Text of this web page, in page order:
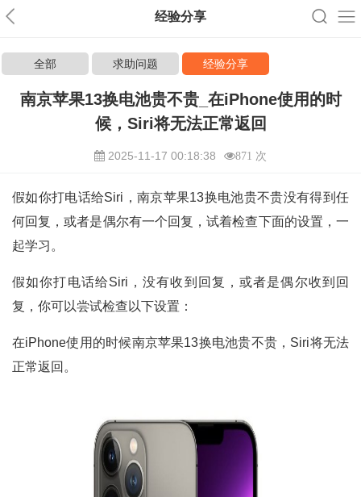
经验分享
全部 求助问题 经验分享
南京苹果13换电池贵不贵_在iPhone使用的时
候，Siri将无法正常返回
2025-11-17 00:18:38 871 次
假如你打电话给Siri，南京苹果13换电池贵不贵没有得到任
何回复，或者是偶尔有一个回复，试着检查下面的设置，一
起学习。
假如你打电话给Siri，没有收到回复，或者是偶尔收到回
复，你可以尝试检查以下设置：
在iPhone使用的时候南京苹果13换电池贵不贵，Siri将无法
正常返回。